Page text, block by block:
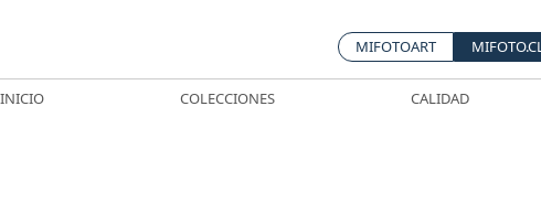
MIFOTOART MIFOTO.CL
INICIO COLECCIONES CALIDAD